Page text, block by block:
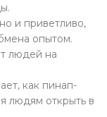
и приветливо,
опытом.
людей на
как пинап-
людям открыть в